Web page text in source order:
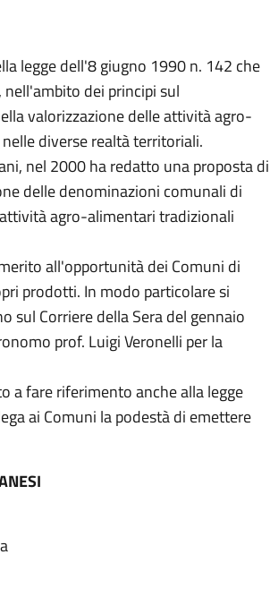
legge dell'8 giugno 1990 n. 142 che
dei principi sul
valorizzazione delle attività agro-
diverse realtà territoriali.
nel 2000 ha redatto una proposta di
delle denominazioni comunali di
agro-alimentari tradizionali
all'opportunità dei Comuni di
prodotti. In modo particolare si
sul Corriere della Sera del gennaio
prof. Luigi Veronelli per la
a fare riferimento anche alla legge
ai Comuni la podestà di emettere